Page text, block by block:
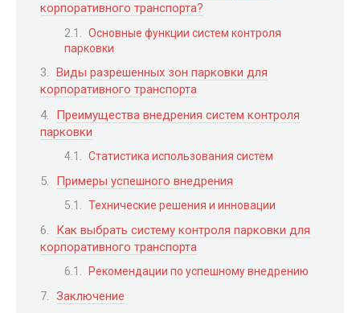
корпоративного транспорта?
Основные функции систем контроля
парковки
Виды разрешенных зон парковки для
корпоративного транспорта
Преимущества внедрения систем контроля
парковки
Статистика использования систем
Примеры успешного внедрения
Технические решения и инновации
Как выбрать систему контроля парковки для
корпоративного транспорта
Рекомендации по успешному внедрению
Заключение